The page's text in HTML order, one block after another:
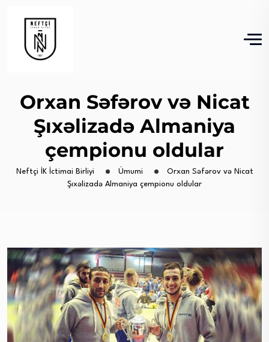
Orxan Səfərov və Nicat
Şıxəlizadə Almaniya
çempionu oldular
Neftçi İK İctimai Birliyi Ümumi
Orxan Səfərov və Nicat
Şıxəlizadə Almaniya çempionu oldular